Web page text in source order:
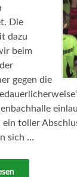
Die
dazu
beim
gegen die
ein toller
sich …